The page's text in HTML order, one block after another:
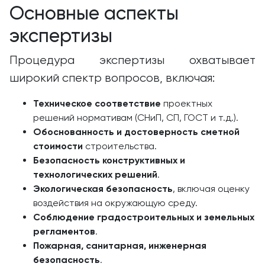
Основные аспекты
экспертизы
Процедура экспертизы охватывает
широкий спектр вопросов, включая:
Техническое соответствие проектных
решений нормативам (СНиП, СП, ГОСТ и т.д.).
Обоснованность и достоверность сметной
стоимости строительства.
Безопасность конструктивных и
технологических решений.
Экологическая безопасность, включая оценку
воздействия на окружающую среду.
Соблюдение градостроительных и земельных
регламентов.
Пожарная, санитарная, инженерная
безопасность.